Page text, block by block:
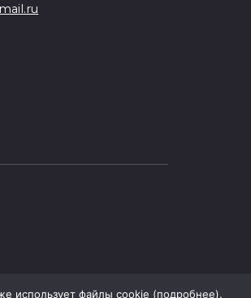
использует файлы cookie (подробнее).